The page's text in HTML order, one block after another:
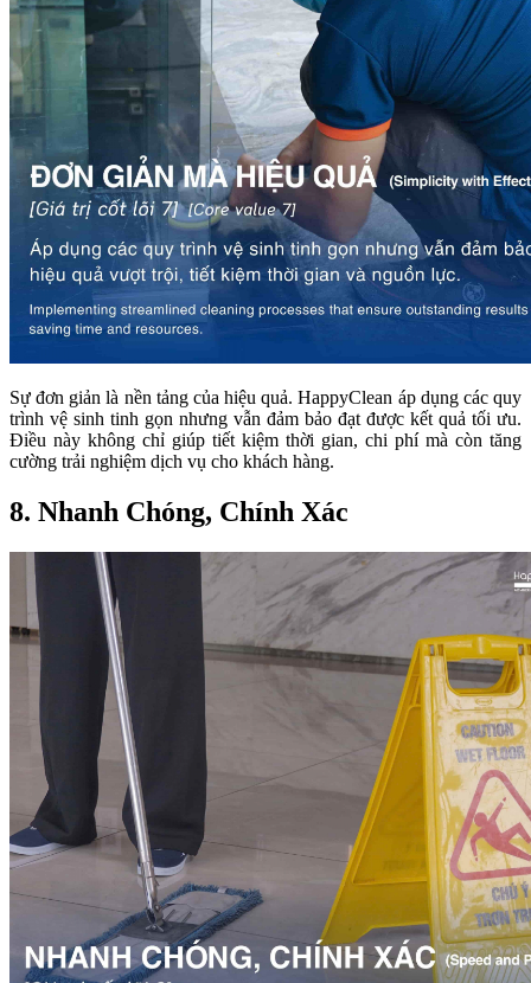
Sự đơn giản là nền tảng của hiệu quả. HappyClean áp dụng các quy
trình vệ sinh tinh gọn nhưng vẫn đảm bảo đạt được kết quả tối ưu.
Điều này không chỉ giúp tiết kiệm thời gian, chi phí mà còn tăng
cường trải nghiệm dịch vụ cho khách hàng.
8. Nhanh Chóng, Chính Xác